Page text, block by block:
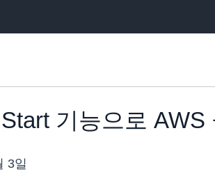
기능으로
3일